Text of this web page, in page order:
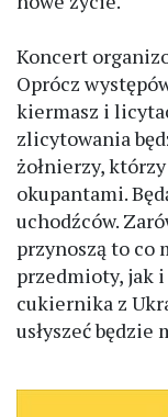
Koncert
Oprócz
kiermasz i
zlicytowania
żołnierzy,
okupantami.
uchodźców.
przynoszą to co
przedmioty, jak
cukiernika z
usłyszeć